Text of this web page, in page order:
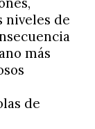
niveles de
más
de